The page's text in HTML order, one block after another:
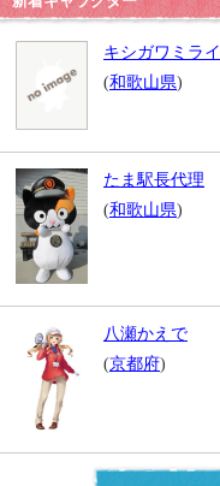
キシガワミライ
(和歌山県)
たま駅長代理
(和歌山県)
八瀬かえで
(京都府)